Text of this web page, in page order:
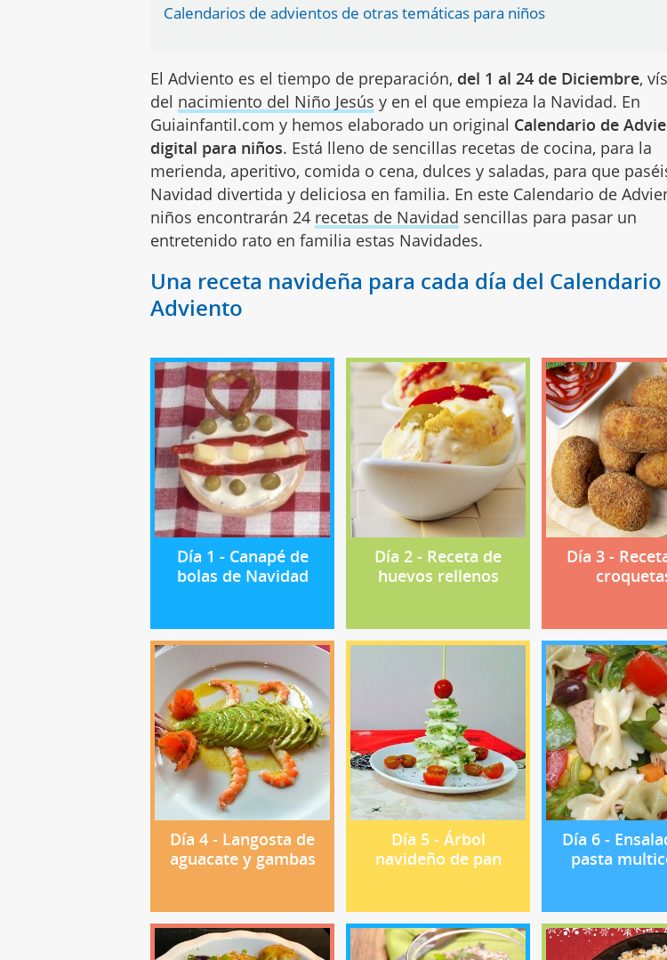
Calendarios de advientos de otras temáticas para niños
El Adviento es el tiempo de preparación, del 1 al 24 de Diciembre,
del nacimiento del Niño Jesús y en el que empieza la Navidad. En
Guiainfantil.com y hemos elaborado un original Calendario de
digital para niños. Está lleno de sencillas recetas de cocina, para la
merienda, aperitivo, comida o cena, dulces y saladas, para que
Navidad divertida y deliciosa en familia. En este Calendario de
niños encontrarán 24 recetas de Navidad sencillas para pasar un
entretenido rato en familia estas Navidades.
Una receta navideña para cada día del Calendario
Adviento
Día 1 - Canapé de
bolas de Navidad
Día 2 - Receta de
huevos rellenos
Día 3 -
Día 4 - Langosta de
aguacate y gambas
Día 5 - Árbol
navideño de pan
Día 6 -
pasta